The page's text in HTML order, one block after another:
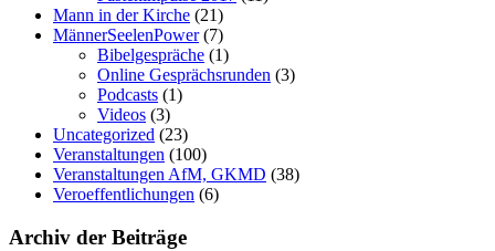
Mann in der Kirche (21)
MännerSeelenPower(7)
Bibelgespräche (1)
Online Gesprächsrunden (3)
Podcasts (1)
Videos (3)
Uncategorized (23)
Veranstaltungen (100)
Veranstaltungen AfM, GKMD (38)
Veroeffentlichungen (6)
Archiv der Beiträge